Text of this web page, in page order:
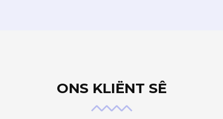
ONS KLIËNT SÊ